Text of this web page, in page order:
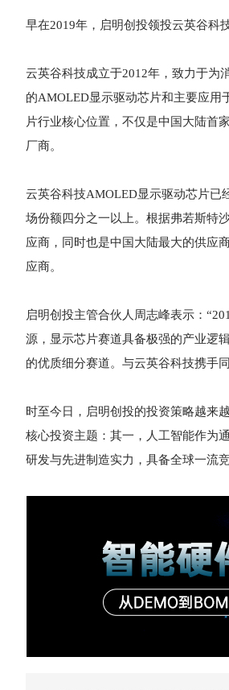
早在2019年，启明创投领投云英谷科
云英谷科技成立于2012年，致力于为
的AMOLED显示驱动芯片和主要应用
片行业核心位置，不仅是中国大陆首
厂商。
云英谷科技AMOLED显示驱动芯片已
场份额四分之一以上。根据弗若斯特
应商，同时也是中国大陆最大的供应
应商。
启明创投主管合伙人周志峰表示：
源，显示芯片赛道具备极强的产业逻
的优质细分赛道。与云英谷科技携手
时至今日，启明创投的投资策略越来
核心投资主题：其一，人工智能作为
研发与先进制造实力，具备全球一流